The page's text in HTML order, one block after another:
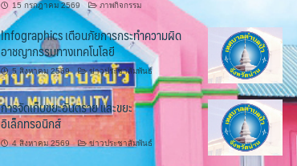
15 กรกฎาคม 2569 ภาพกิจกรรม
Infographics เตือนภัยการกระทำความผิด
อาชญากรรมทางเทคโนโลยี
5 สิงหาคม 2569 ข่าวประชาสัมพันธ์
การจัดเก็บขยะอันตราย และขยะ
อิเล็กทรอนิกส์
4 สิงหาคม 2569 ข่าวประชาสัมพันธ์